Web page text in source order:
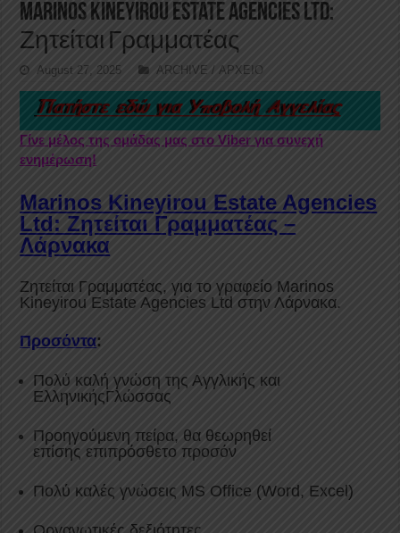
Marinos Kineyirou Estate Agencies Ltd:
Ζητείται Γραμματέας
August 27, 2025 ARCHIVE / ΑΡΧΕΙΟ
Γίνε μέλος της ομάδας μας στο Viber για συνεχή
ενημέρωση!
Marinos Kineyirou Estate Agencies
Ltd: Ζητείται Γραμματέας –
Λάρνακα
Ζητείται Γραμματέας, για το γραφείο Marinos
Kineyirou Estate Agencies Ltd στην Λάρνακα.
Προσόντα:
Πολύ καλή γνώση της Αγγλικής και
ΕλληνικήςΓλώσσας
Προηγούμενη πείρα, θα θεωρηθεί
επίσης επιπρόσθετο προσόν
Πολύ καλές γνώσεις MS Office (Word, Excel)